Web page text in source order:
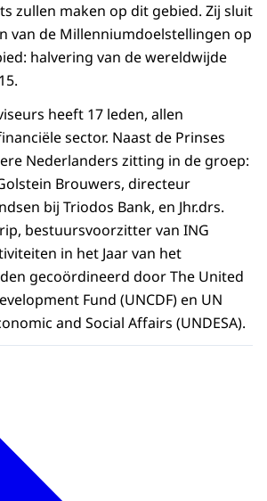
zullen maken op dit gebied. Zij sluit
van de Millenniumdoelstellingen op
halvering van de wereldwijde
heeft 17 leden, allen
sector. Naast de Prinses
Nederlanders zitting in de groep:
Brouwers, directeur
bij Triodos Bank, en Jhr.drs.
bestuursvoorzitter van ING
in het Jaar van het
gecoördineerd door The United
Fund (UNCDF) en UN
and Social Affairs (UNDESA).